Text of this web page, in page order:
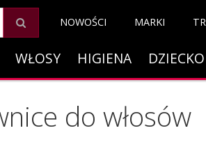
NOWOŚCI MARKI
WŁOSY HIGIENA DZIECKO
do włosów